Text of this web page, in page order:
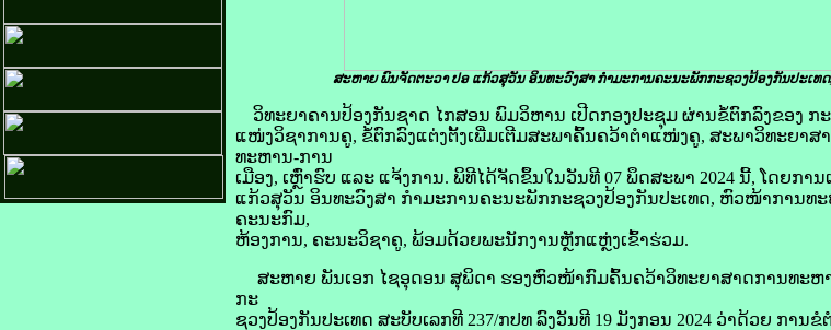
ສະຫາຍ ພົນຈັດຕະວາ ປອ ແກ້ວສຸວັນ ອິນທະວົງສາ ກຳມະການຄະນະພັກກະຊວງປ້ອງກັນປະເທ
ວິທະຍາຄານປ້ອງກັນຊາດ ໄກສອນ ພົມວິຫານ ເປີດກອງປະຊຸມ ຜ່ານຂໍ້ຕົກລົງຂອງ
ແໜ່ງວິຊາການຄູ, ຂໍ້ຕົກລົງແຕ່ງຕັ້ງເພີ່ມເຕີມສະພາຄົ້ນຄວ້າຕຳແໜ່ງຄູ, ສະພາວິທະຍາ
ທະຫານ-ການ
ເມືອງ, ເຫຼົ່າຮົບ ແລະ ແຈ້ງການ. ພິທີໄດ້ຈັດຂຶ້ນໃນວັນທີ 07 ພຶດສະພາ 2024 ນີ້, ໂດຍກ
ແກ້ວສຸວັນ ອິນທະວົງສາ ກຳມະການຄະນະພັກກະຊວງປ້ອງກັນປະເທດ, ຫົວໜ້າການທ
ຄະນະກົມ,
ຫ້ອງການ, ຄະນະວິຊາຄູ, ພ້ອມດ້ວຍພະນັກງານຫຼັກແຫຼ່ງເຂົ້າຮ່ວມ.
ສະຫາຍ ພັນເອກ ໄຊອຸດອນ ສຸພິດາ ຮອງຫົວໜ້າກົມຄົ້ນຄວ້າວິທະຍາສາດການທະຫາ
ກະ
ຊວງປ້ອງກັນປະເທດ ສະບັບເລກທີ 237/ກປທ ລົງວັນທີ 19 ມັງກອນ 2024 ວ່າດ້ວຍ ກາ